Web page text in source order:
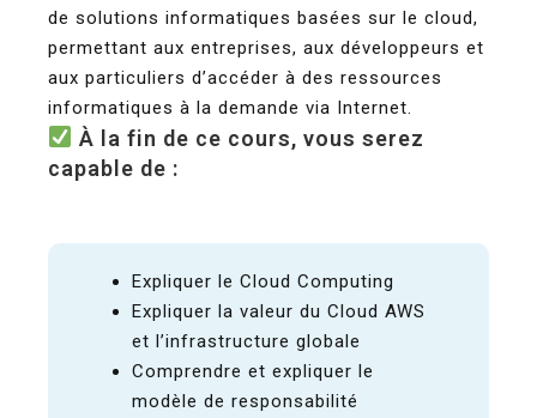
de solutions informatiques basées sur le cloud,
permettant aux entreprises, aux développeurs et
aux particuliers d’accéder à des ressources
informatiques à la demande via Internet.
À la fin de ce cours, vous serez
capable de :
Expliquer le Cloud Computing
Expliquer la valeur du Cloud AWS
et l’infrastructure globale
Comprendre et expliquer le
modèle de responsabilité